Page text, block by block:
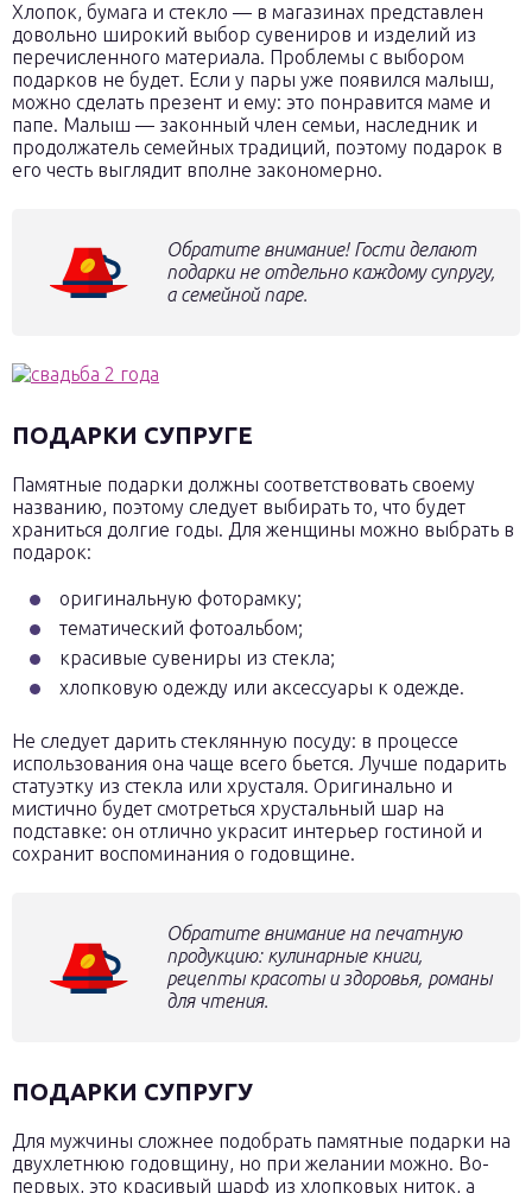
Хлопок, бумага и стекло — в магазинах представлен
довольно широкий выбор сувениров и изделий из
перечисленного материала. Проблемы с выбором
подарков не будет. Если у пары уже появился малыш,
можно сделать презент и ему: это понравится маме и
папе. Малыш — законный член семьи, наследник и
продолжатель семейных традиций, поэтому подарок в
его честь выглядит вполне закономерно.
Обратите внимание! Гости делают
подарки не отдельно каждому супругу,
а семейной паре.
ПОДАРКИ СУПРУГЕ
Памятные подарки должны соответствовать своему
названию, поэтому следует выбирать то, что будет
храниться долгие годы. Для женщины можно выбрать в
подарок:
оригинальную фоторамку;
тематический фотоальбом;
красивые сувениры из стекла;
хлопковую одежду или аксессуары к одежде.
Не следует дарить стеклянную посуду: в процессе
использования она чаще всего бьется. Лучше подарить
статуэтку из стекла или хрусталя. Оригинально и
мистично будет смотреться хрустальный шар на
подставке: он отлично украсит интерьер гостиной и
сохранит воспоминания о годовщине.
Обратите внимание на печатную
продукцию: кулинарные книги,
рецепты красоты и здоровья, романы
для чтения.
ПОДАРКИ СУПРУГУ
Для мужчины сложнее подобрать памятные подарки на
двухлетнюю годовщину, но при желании можно. Во-
первых, это красивый шарф из хлопковых ниток, а